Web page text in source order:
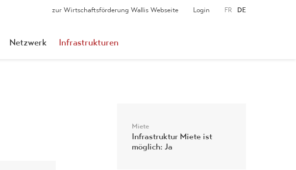
FR DE
Login
zur Wirtschaftsförderung Wallis Webseite
Netzwerk Infrastrukturen
Miete
Infrastruktur Miete ist
möglich: Ja